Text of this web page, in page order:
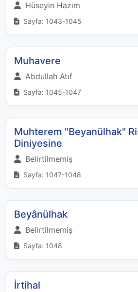
Hüseyin Hazım
Sayfa: 1043-1045
Muhavere
Abdullah Atıf
Sayfa: 1045-1047
Muhterem "Beyanülhak"
Diniyesine
Belirtilmemiş
Sayfa: 1047-1048
Beyânülhak
Belirtilmemiş
Sayfa: 1048
İrtihal